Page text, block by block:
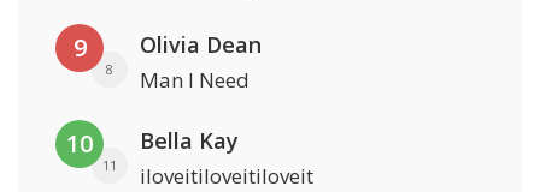
9
8
Olivia Dean
Man I Need
10
11
Bella Kay
iloveitiloveitiloveit